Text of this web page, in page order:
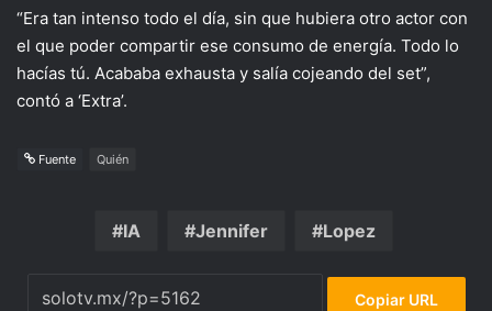
“Era tan intenso todo el día, sin que hubiera otro actor con
el que poder compartir ese consumo de energía. Todo lo
hacías tú. Acababa exhausta y salía cojeando del set”,
contó a ‘Extra’.
Fuente Quién
IA Jennifer Lopez
Copiar URL